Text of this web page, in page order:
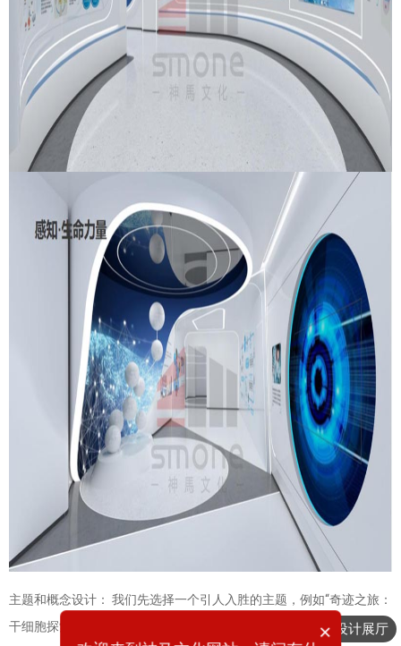
主题和概念设计： 我们先选择一个引人入胜的主题，例如“奇迹之旅：
干细胞探索的无限可能”，旨在突出干细胞研究的创新性和前景。概念
想要设计展厅
×